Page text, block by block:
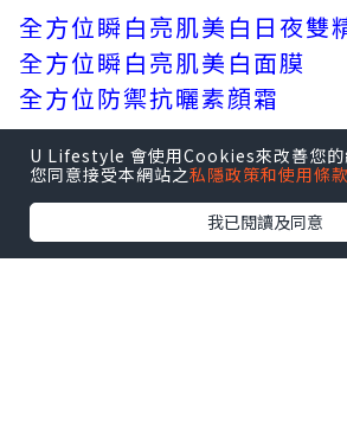
U Lifestyle 會使用Cookies來改善您的
您同意接受本網站之私隱政策和使用條款
我已閱讀及同意
全方位瞬白亮肌美白日夜雙
全方位瞬白亮肌美白面膜
全方位防禦抗曬素顔霜